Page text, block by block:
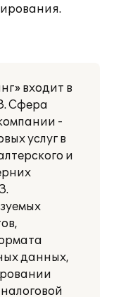
входит в
Сфера
-
услуг в
и
данных,